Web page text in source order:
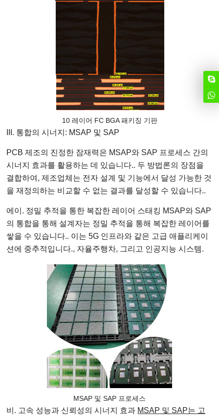
10 레이어 FC BGA 패키징 기판
III. 통합의 시너지: MSAP 및 SAP
PCB 제조의 진정한 잠재력은 MSAP와 SAP 프로세스 간의
시너지 효과를 활용하는 데 있습니다.. 두 방법론의 장점을
결합하여, 제조업체는 전자 설계 및 기능에서 달성 가능한 것
을 재정의하는 비교할 수 없는 결과를 달성할 수 있습니다..
에이. 정밀 추적을 통한 복잡한 레이어 스태킹 MSAP와 SAP
의 통합을 통해 설계자는 정밀 추적을 통해 복잡한 레이어를
쌓을 수 있습니다.. 이는 5G 인프라와 같은 고급 애플리케이
션에 중추적입니다., 자율주행차, 그리고 인공지능 시스템.
MSAP 및 SAP 프로세스
비. 고속 성능과 신뢰성의 시너지 효과 MSAP 및 SAP는 고